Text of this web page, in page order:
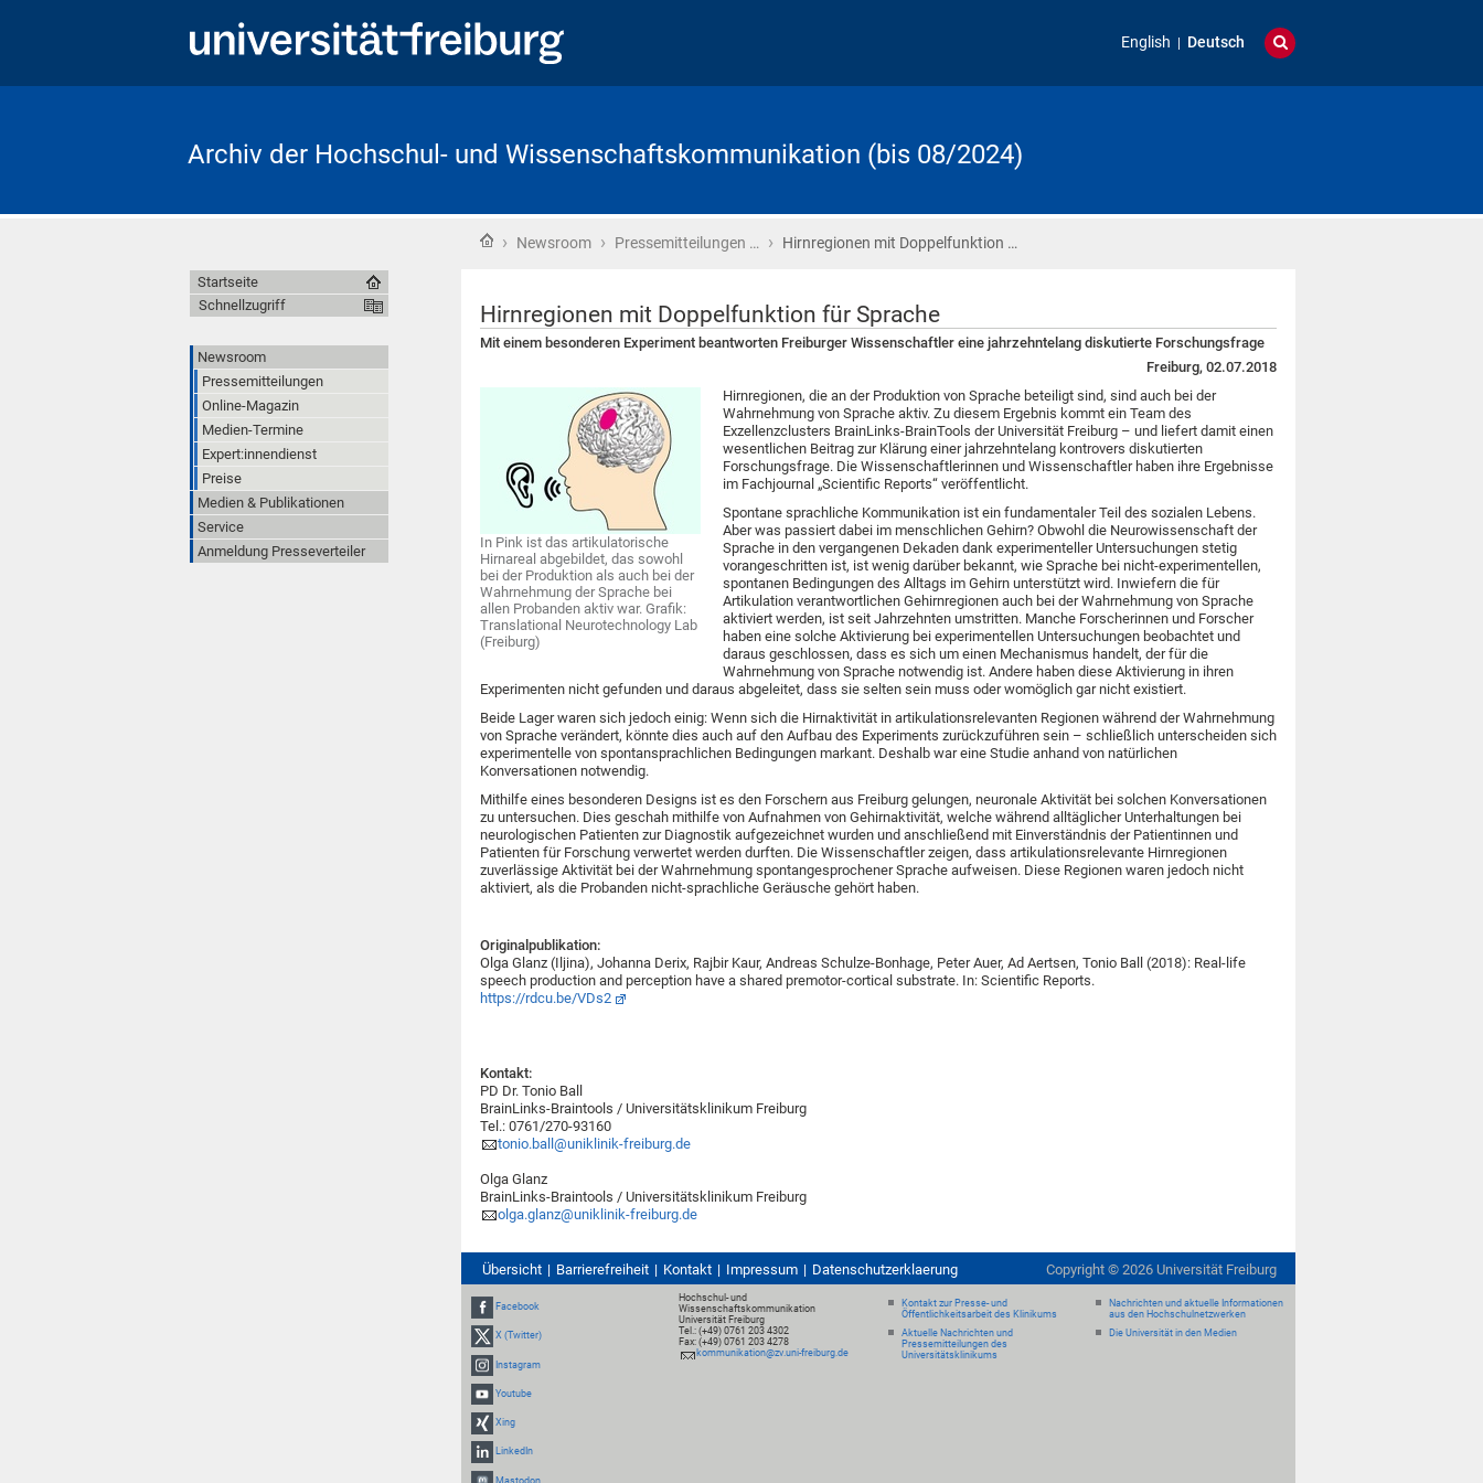
English Deutsch
Archiv der Hochschul- und Wissenschaftskommunikation (bis 08/2024)
Startseite
› Newsroom › Pressemitteilungen … › Hirnregionen mit Doppelfunktion …
Hirnregionen mit Doppelfunktion für Sprache
Mit einem besonderen Experiment beantworten Freiburger Wissenschaftler eine jahrzehntelang diskutierte Forschungsfrage
Freiburg, 02.07.2018
In Pink ist das artikulatorische
Hirnareal abgebildet, das sowohl
bei der Produktion als auch bei der
Wahrnehmung der Sprache bei
allen Probanden aktiv war. Grafik:
Translational Neurotechnology Lab
(Freiburg)
Hirnregionen, die an der Produktion von Sprache beteiligt sind, sind auch bei der
Wahrnehmung von Sprache aktiv. Zu diesem Ergebnis kommt ein Team des
Exzellenzclusters BrainLinks-BrainTools der Universität Freiburg – und liefert damit einen
wesentlichen Beitrag zur Klärung einer jahrzehntelang kontrovers diskutierten
Forschungsfrage. Die Wissenschaftlerinnen und Wissenschaftler haben ihre Ergebnisse
im Fachjournal „Scientific Reports“ veröffentlicht.
Spontane sprachliche Kommunikation ist ein fundamentaler Teil des sozialen Lebens.
Aber was passiert dabei im menschlichen Gehirn? Obwohl die Neurowissenschaft der
Sprache in den vergangenen Dekaden dank experimenteller Untersuchungen stetig
vorangeschritten ist, ist wenig darüber bekannt, wie Sprache bei nicht-experimentellen,
spontanen Bedingungen des Alltags im Gehirn unterstützt wird. Inwiefern die für
Artikulation verantwortlichen Gehirnregionen auch bei der Wahrnehmung von Sprache
aktiviert werden, ist seit Jahrzehnten umstritten. Manche Forscherinnen und Forscher
haben eine solche Aktivierung bei experimentellen Untersuchungen beobachtet und
daraus geschlossen, dass es sich um einen Mechanismus handelt, der für die
Wahrnehmung von Sprache notwendig ist. Andere haben diese Aktivierung in ihren
Experimenten nicht gefunden und daraus abgeleitet, dass sie selten sein muss oder womöglich gar nicht existiert.
Beide Lager waren sich jedoch einig: Wenn sich die Hirnaktivität in artikulationsrelevanten Regionen während der Wahrnehmung
von Sprache verändert, könnte dies auch auf den Aufbau des Experiments zurückzuführen sein – schließlich unterscheiden sich
experimentelle von spontansprachlichen Bedingungen markant. Deshalb war eine Studie anhand von natürlichen
Konversationen notwendig.
Mithilfe eines besonderen Designs ist es den Forschern aus Freiburg gelungen, neuronale Aktivität bei solchen Konversationen
zu untersuchen. Dies geschah mithilfe von Aufnahmen von Gehirnaktivität, welche während alltäglicher Unterhaltungen bei
neurologischen Patienten zur Diagnostik aufgezeichnet wurden und anschließend mit Einverständnis der Patientinnen und
Patienten für Forschung verwertet werden durften. Die Wissenschaftler zeigen, dass artikulationsrelevante Hirnregionen
zuverlässige Aktivität bei der Wahrnehmung spontangesprochener Sprache aufweisen. Diese Regionen waren jedoch nicht
aktiviert, als die Probanden nicht-sprachliche Geräusche gehört haben.
Originalpublikation:
Olga Glanz (Iljina), Johanna Derix, Rajbir Kaur, Andreas Schulze-Bonhage, Peter Auer, Ad Aertsen, Tonio Ball (2018): Real-life
speech production and perception have a shared premotor-cortical substrate. In: Scientific Reports.
https://rdcu.be/VDs2
Kontakt:
PD Dr. Tonio Ball
BrainLinks-Braintools / Universitätsklinikum Freiburg
Tel.: 0761/270-93160
tonio.ball@uniklinik-freiburg.de
Olga Glanz
BrainLinks-Braintools / Universitätsklinikum Freiburg
olga.glanz@uniklinik-freiburg.de
Startseite
Schnellzugriff
Newsroom
Pressemitteilungen
Online-Magazin
Medien-Termine
Expert:innendienst
Preise
Medien & Publikationen
Service
Anmeldung Presseverteiler
Übersicht Barrierefreiheit Kontakt Impressum Datenschutzerklaerung Copyright © 2026 Universität Freiburg
Facebook
X (Twitter)
Instagram
Youtube
Xing
LinkedIn
Mastodon
Hochschul- und
Wissenschaftskommunikation
Universität Freiburg
Tel.: (+49) 0761 203 4302
Fax: (+49) 0761 203 4278
kommunikation@zv.uni-freiburg.de
Kontakt zur Presse- und
Öffentlichkeitsarbeit des Klinikums
Aktuelle Nachrichten und
Pressemitteilungen des
Universitätsklinikums
Nachrichten und aktuelle Informationen
aus den Hochschulnetzwerken
Die Universität in den Medien